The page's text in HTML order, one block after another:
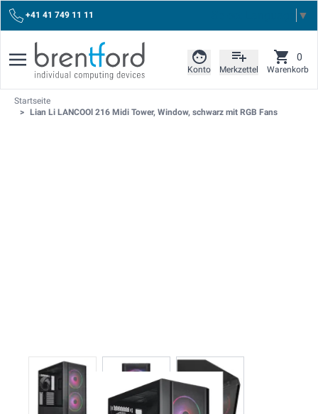
+41 41 749 11 11 ▼
Konto Merkzettel Warenkorb
0
Startseite
>
Lian Li LANCOOl 216 Midi Tower, Window, schwarz mit RGB Fans